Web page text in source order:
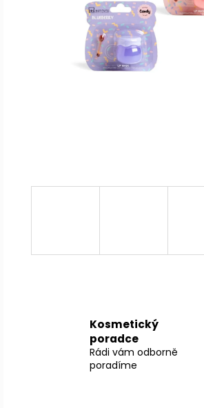
Kosmetický
poradce
Rádi vám odborně
poradíme